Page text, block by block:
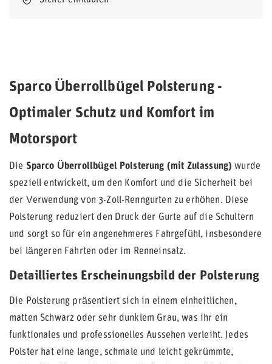
Sparco Überrollbügel Polsterung -
Optimaler Schutz und Komfort im
Motorsport
Die Sparco Überrollbügel Polsterung (mit Zulassung) wurde
speziell entwickelt, um den Komfort und die Sicherheit bei
der Verwendung von 3-Zoll-Renngurten zu erhöhen. Diese
Polsterung reduziert den Druck der Gurte auf die Schultern
und sorgt so für ein angenehmeres Fahrgefühl, insbesondere
bei längeren Fahrten oder im Renneinsatz.
Detailliertes Erscheinungsbild der Polsterung
Die Polsterung präsentiert sich in einem einheitlichen,
matten Schwarz oder sehr dunklem Grau, was ihr ein
funktionales und professionelles Aussehen verleiht. Jedes
Polster hat eine lange, schmale und leicht gekrümmte,